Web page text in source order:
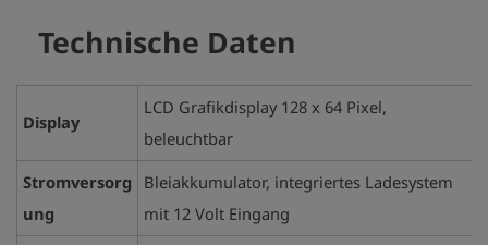
Technische Daten
Display
LCD Grafikdisplay 128 x 64 Pixel,
beleuchtbar
Stromversorg
ung
Bleiakkumulator, integriertes Ladesystem
mit 12 Volt Eingang